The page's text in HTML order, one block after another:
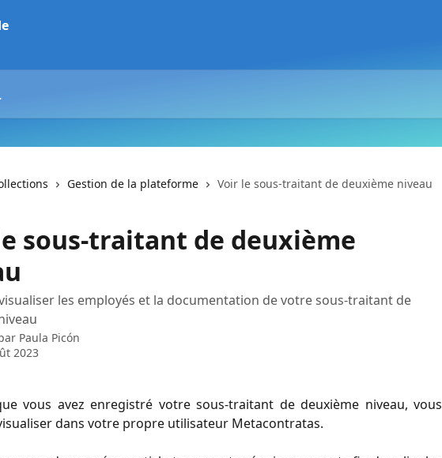
Gestion de la plateforme Voir le sous-traitant de deuxième niveau
sous-traitant de deuxième
les employés et la documentation de votre sous-traitant de
Paula Picón
2023
vous avez enregistré votre sous-traitant de deuxième niveau, vous
dans votre propre utilisateur Metacontratas.